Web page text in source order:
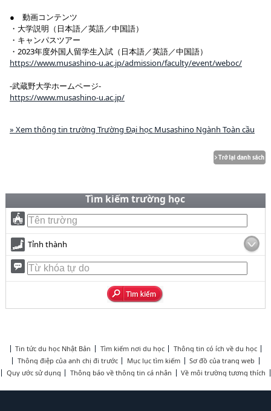
● 動画コンテンツ
・大学説明（日本語／英語／中国語）
・キャンパスツアー
・2023年度外国人留学生入試（日本語／英語／中国語）
https://www.musashino-u.ac.jp/admission/faculty/event/weboc/
-武蔵野大学ホームページ-
https://www.musashino-u.ac.jp/
» Xem thông tin trường Trường Đại học Musashino Ngành Toàn cầu
Tìm kiếm trường học
Tỉnh thành
Tin tức du học Nhật Bản Tìm kiếm nơi du học
Thông tin có ích về du học
Thông điệp của anh chị đi trước
Mục lục tìm kiếm
Sơ đồ của trang web
Quy ước sử dụng
Thông báo về thông tin cá nhân Về môi trường tương thích